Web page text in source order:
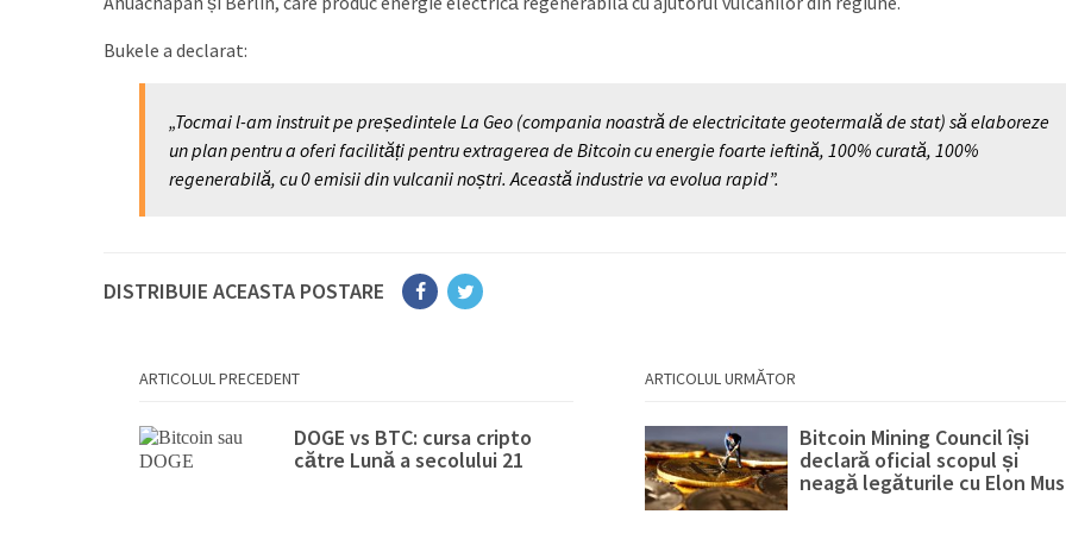
Bukele a declarat:
„Tocmai l-am instruit pe președintele La Geo (compania noastră de electricitate geotermală de stat) să elaboreze
un plan pentru a oferi facilități pentru extragerea de Bitcoin cu energie foarte ieftină, 100% curată, 100%
regenerabilă, cu 0 emisii din vulcanii noștri. Această industrie va evolua rapid”.
DISTRIBUIE ACEASTA POSTARE
ARTICOLUL PRECEDENT
DOGE vs BTC: cursa cripto
către Lună a secolului 21
ARTICOLUL URMĂTOR
Bitcoin Mining Council își
declară oficial scopul și
neagă legăturile cu Elon